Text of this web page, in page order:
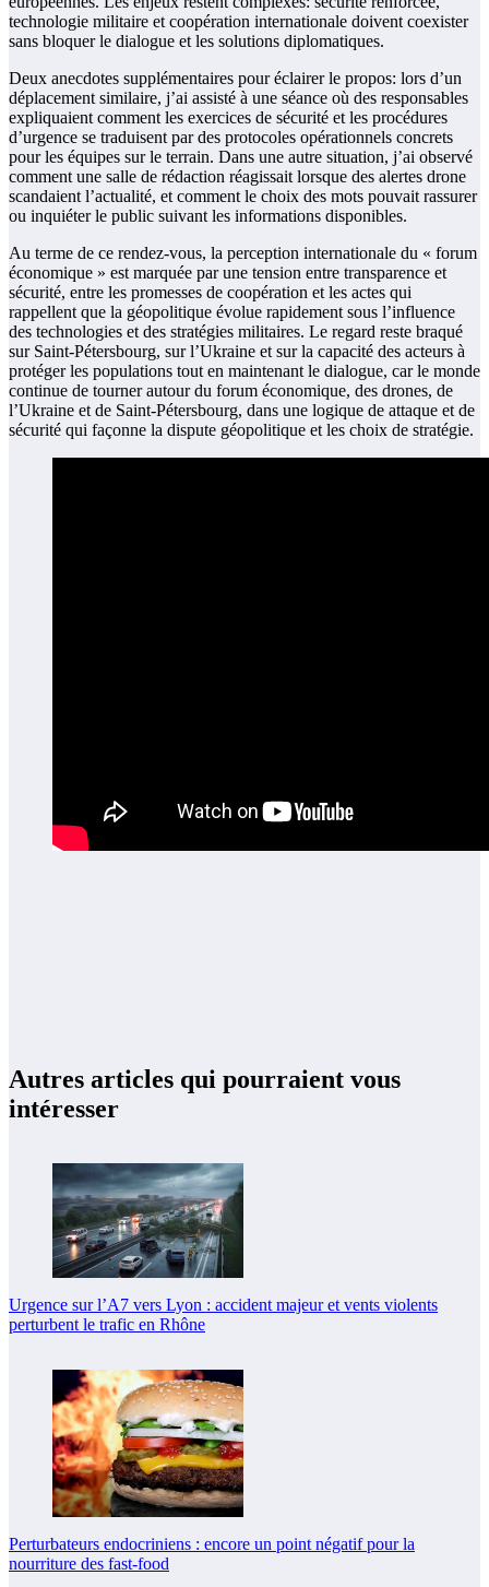
technologie militaire et coopération internationale doivent coexister
sans bloquer le dialogue et les solutions diplomatiques.
Deux anecdotes supplémentaires pour éclairer le propos: lors d’un
déplacement similaire, j’ai assisté à une séance où des responsables
expliquaient comment les exercices de sécurité et les procédures
d’urgence se traduisent par des protocoles opérationnels concrets
pour les équipes sur le terrain. Dans une autre situation, j’ai observé
comment une salle de rédaction réagissait lorsque des alertes drone
scandaient l’actualité, et comment le choix des mots pouvait rassurer
ou inquiéter le public suivant les informations disponibles.
Au terme de ce rendez-vous, la perception internationale du « forum
économique » est marquée par une tension entre transparence et
sécurité, entre les promesses de coopération et les actes qui
rappellent que la géopolitique évolue rapidement sous l’influence
des technologies et des stratégies militaires. Le regard reste braqué
sur Saint-Pétersbourg, sur l’Ukraine et sur la capacité des acteurs à
protéger les populations tout en maintenant le dialogue, car le monde
continue de tourner autour du forum économique, des drones, de
l’Ukraine et de Saint-Pétersbourg, dans une logique de attaque et de
sécurité qui façonne la dispute géopolitique et les choix de stratégie.
Autres articles qui pourraient vous
intéresser
Urgence sur l’A7 vers Lyon : accident majeur et vents violents
perturbent le trafic en Rhône
Perturbateurs endocriniens : encore un point négatif pour la
nourriture des fast-food